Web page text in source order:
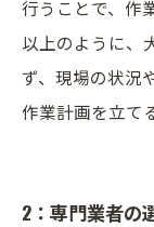
行うことで、作
以上のように、
ず、現場の状況
作業計画を立て
2：専門業者の